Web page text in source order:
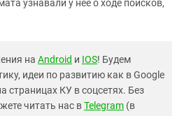
узнавали у нее о ходе поисков,
на Android и IOS! Будем
идеи по развитию как в Google
страницах КУ в соцсетях. Без
читать нас вTelegram (в